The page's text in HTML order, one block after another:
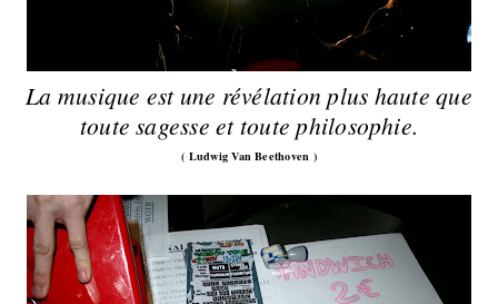
La musique est une révélation plus haute que
toute sagesse et toute philosophie.
( Ludwig Van Beethoven )